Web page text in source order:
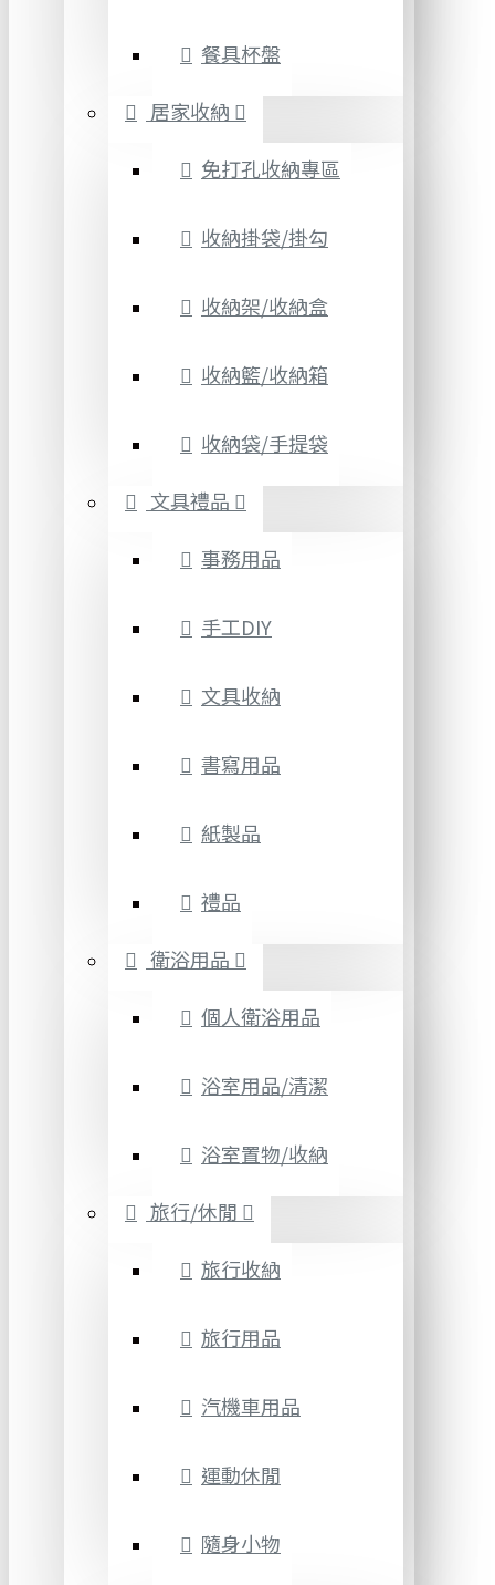
餐具杯盤
居家收納
免打孔收納專區
收納掛袋/掛勾
收納架/收納盒
收納籃/收納箱
收納袋/手提袋
文具禮品
事務用品
手工DIY
文具收納
書寫用品
紙製品
禮品
衛浴用品
個人衛浴用品
浴室用品/清潔
浴室置物/收納
旅行/休閒
旅行收納
旅行用品
汽機車用品
運動休閒
隨身小物